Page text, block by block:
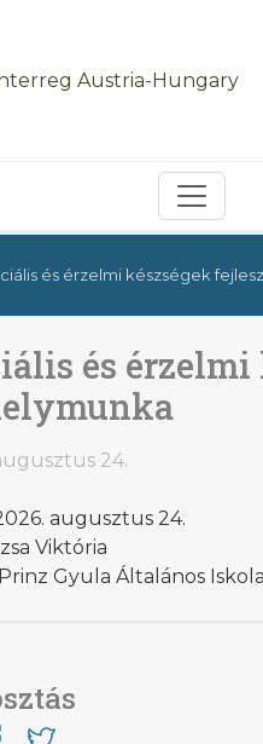
és érzelmi készségek
és
24.
augusztus 24.
Viktória
Gyula Általános